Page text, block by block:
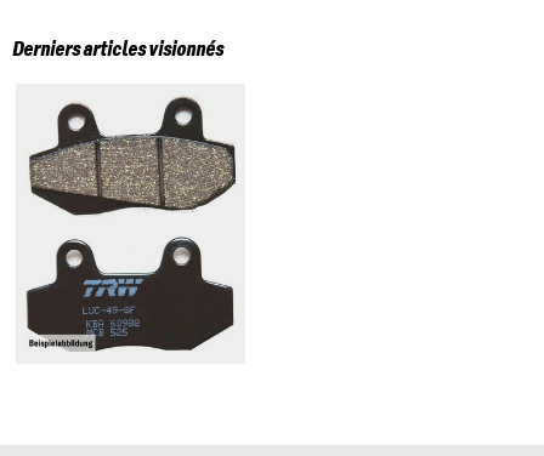
Derniers articles visionnés